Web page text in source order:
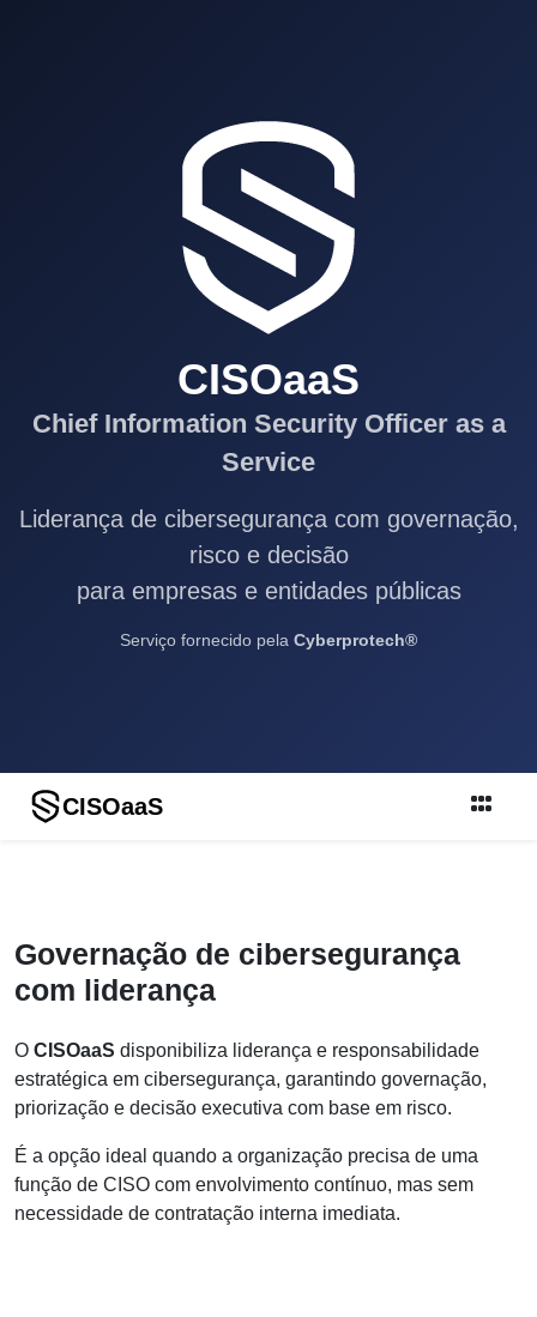
CISOaaS
Chief Information Security Officer as a
Service
Liderança de cibersegurança com governação,
risco e decisão
para empresas e entidades públicas
Serviço fornecido pela Cyberprotech®
CISOaaS
Governação de cibersegurança
com liderança
O CISOaaS disponibiliza liderança e responsabilidade
estratégica em cibersegurança, garantindo governação,
priorização e decisão executiva com base em risco.
É a opção ideal quando a organização precisa de uma
função de CISO com envolvimento contínuo, mas sem
necessidade de contratação interna imediata.